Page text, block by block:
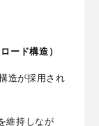
ード構造）
造が採用され
維持しなが